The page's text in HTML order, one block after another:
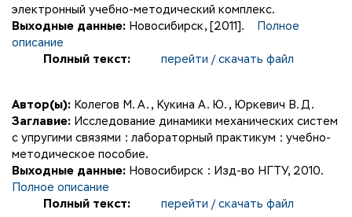
электронный учебно-методический комплекс.
Выходные данные: Новосибирск, [2011].
Полное
описание
Полный текст:
перейти / скачать файл
Автор(ы): Колегов М. А. , Кукина А. Ю. , Юркевич В. Д.
Заглавие: Исследование динамики механических систем
с упругими связями : лабораторный практикум : учебно-
методическое пособие.
Выходные данные: Новосибирск : Изд-во НГТУ, 2010.
Полное описание
Полный текст:
перейти / скачать файл